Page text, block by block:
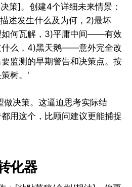
策]。创建4个详细未来情景：
述发生什么及为何，2)最坏
何瓦解，3)平庸中间——有效
什么，4)黑天鹅——意外完全改
监测的早期警告和决策点。按
树。'
做决策。这逼迫思考实际结
用这个，比顾问建议更能捕捉
化器